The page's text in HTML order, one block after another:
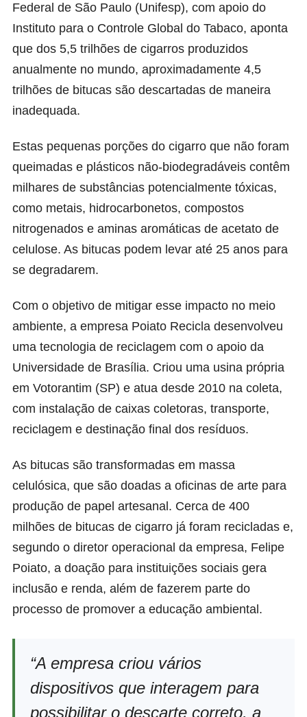
Federal de São Paulo (Unifesp), com apoio do
Instituto para o Controle Global do Tabaco, aponta
que dos 5,5 trilhões de cigarros produzidos
anualmente no mundo, aproximadamente 4,5
trilhões de bitucas são descartadas de maneira
inadequada.
Estas pequenas porções do cigarro que não foram
queimadas e plásticos não-biodegradáveis contêm
milhares de substâncias potencialmente tóxicas,
como metais, hidrocarbonetos, compostos
nitrogenados e aminas aromáticas de acetato de
celulose. As bitucas podem levar até 25 anos para
se degradarem.
Com o objetivo de mitigar esse impacto no meio
ambiente, a empresa Poiato Recicla desenvolveu
uma tecnologia de reciclagem com o apoio da
Universidade de Brasília. Criou uma usina própria
em Votorantim (SP) e atua desde 2010 na coleta,
com instalação de caixas coletoras, transporte,
reciclagem e destinação final dos resíduos.
As bitucas são transformadas em massa
celulósica, que são doadas a oficinas de arte para
produção de papel artesanal. Cerca de 400
milhões de bitucas de cigarro já foram recicladas e,
segundo o diretor operacional da empresa, Felipe
Poiato, a doação para instituições sociais gera
inclusão e renda, além de fazerem parte do
processo de promover a educação ambiental.
“A empresa criou vários
dispositivos que interagem para
possibilitar o descarte correto, a